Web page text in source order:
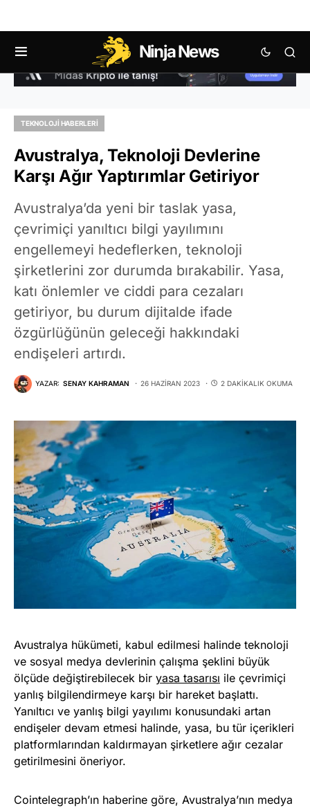
Ninja News
TEKNOLOJI HABERLERI
Avustralya, Teknoloji Devlerine
Karşı Ağır Yaptırımlar Getiriyor
Avustralya’da yeni bir taslak yasa,
çevrimiçi yanıltıcı bilgi yayılımını
engellemeyi hedeflerken, teknoloji
şirketlerini zor durumda bırakabilir. Yasa,
katı önlemler ve ciddi para cezaları
getiriyor, bu durum dijitalde ifade
özgürlüğünün geleceği hakkındaki
endişeleri artırdı.
YAZAR: SENAY KAHRAMAN 26 HAZIRAN 2023 2 DAKIKALIK OKUMA
Avustralya hükümeti, kabul edilmesi halinde teknoloji
ve sosyal medya devlerinin çalışma şeklini büyük
ölçüde değiştirebilecek bir yasa tasarısı ile çevrimiçi
yanlış bilgilendirmeye karşı bir hareket başlattı.
Yanıltıcı ve yanlış bilgi yayılımı konusundaki artan
endişeler devam etmesi halinde, yasa, bu tür içerikleri
platformlarından kaldırmayan şirketlere ağır cezalar
getirilmesini öneriyor.
Cointelegraph’ın haberine göre, Avustralya’nın medya